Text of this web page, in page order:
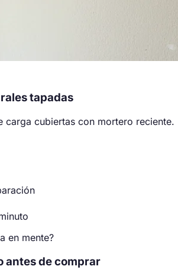
tapadas
carga cubiertas con mortero reciente.
en mente?
antes de comprar